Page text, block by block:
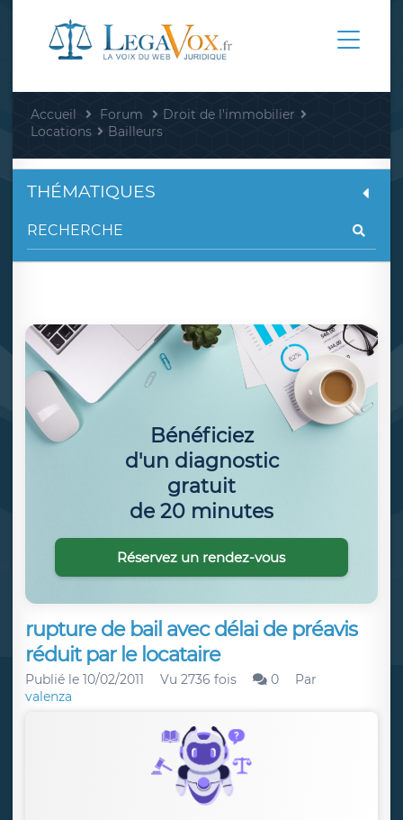
Accueil Forum
Droit de l'immobilier
Locations
Bailleurs
rupture de bail avec délai de préavis
réduit par le locataire
Publié le 10/02/2011 Vu 2736 fois 0
Par
valenza
THÉMATIQUES
Bénéficiez
d'un diagnostic
gratuit
de 20 minutes
Réservez un rendez-vous